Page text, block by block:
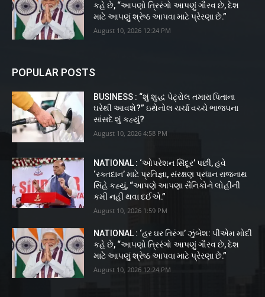
કહે છે, “આપણો ત્રિરંગો આપણું ગૌરવ છે, દેશ
માટે આપણું શ્રેષ્ઠ આપવા માટે પ્રેરણા છે.”
August 10, 2026 12:24 PM
POPULAR POSTS
BUSINESS : “શું શુદ્ધ પેટ્રોલ તમારા પિતાના
ઘરેથી આવશે?” ઇથેનોલ ચર્ચા વચ્ચે ભાજપના
સાંસદે શું કહ્યું?
August 10, 2026 4:58 PM
NATIONAL : ‘ઓપરેશન સિંદૂર’ પછી, હવે
‘રક્તદાન’ માટે પ્રતિજ્ઞા, સંરક્ષણ પ્રધાન રાજનાથ
સિંહે કહ્યું, “આપણે આપણા સૈનિકોને લોહીની
કમી નહીં થવા દઈએ.”
August 10, 2026 1:59 PM
NATIONAL : ‘હર ઘર તિરંગા’ ઝુંબેશ: પીએમ મોદી
કહે છે, “આપણો ત્રિરંગો આપણું ગૌરવ છે, દેશ
માટે આપણું શ્રેષ્ઠ આપવા માટે પ્રેરણા છે.”
August 10, 2026 12:24 PM